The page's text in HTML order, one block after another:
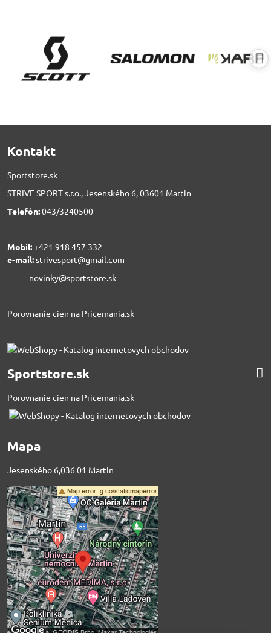
Kontakt
Sportstore.sk
STRIVE SPORT s.r.o., Jesenského 6, 03601 Martin
Telefón:043/3240500
Mobil:+421 918 457 332
e-mail:strivesport@gmail.com
novinky@sportstore.sk
Porovnanie cien na Pricemania.sk
Sportstore.sk
Porovnanie cien na Pricemania.sk
Mapa
Jesenského 6,036 01 Martin
Externý obsah je
blokovaný Voľbami
súkromia
Prajete si načítať externý obsah?
Povoliť tentokrát
Povoliť a zapamätať -